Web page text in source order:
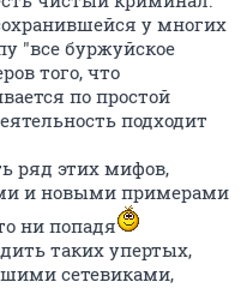
у многих
"все буржуйское
того, что
по простой
подходит
ряд этих мифов,
и новыми примерами
ни попадя
таких упертых,
сетевиками,